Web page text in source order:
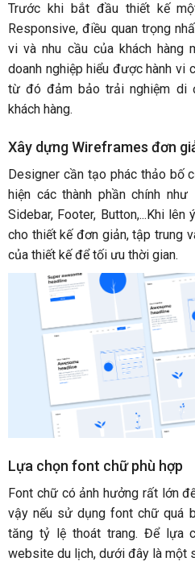
Trước khi bắt đầu thiết kế
Responsive, điều quan trọng
vi và nhu cầu của khách hàng
doanh nghiệp hiểu được hành vi
từ đó đảm bảo trải nghiệm di
khách hàng.
Xây dựng Wireframes đơn
Designer cần tạo phác thảo bố
hiện các thành phần chính như
Sidebar, Footer, Button,...Khi
cho thiết kế đơn giản, tập trung
của thiết kế để tối ưu thời gian.
Lựa chọn font chữ phù hợp
Font chữ có ảnh hưởng rất lớn
vậy nếu sử dụng font chữ quá
tăng tỷ lệ thoát trang. Để lựa
website du lịch, dưới đây là một